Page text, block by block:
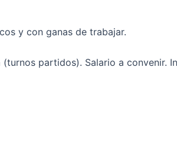
y con ganas de trabajar.
partidos). Salario a convenir.